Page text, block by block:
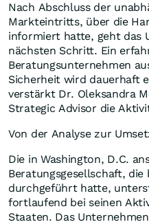
Nach Abschluss der
Markteintritts, über die
informiert hatte, geht das
nächsten Schritt. Ein
Beratungsunternehmen
Sicherheit wird dauerhaft
verstärkt Dr. Oleksandra
Strategic Advisor die
Von der Analyse zur
Die in Washington, D.C.
Beratungsgesellschaft,
durchgeführt hatte,
fortlaufend bei seinen
Staaten. Das